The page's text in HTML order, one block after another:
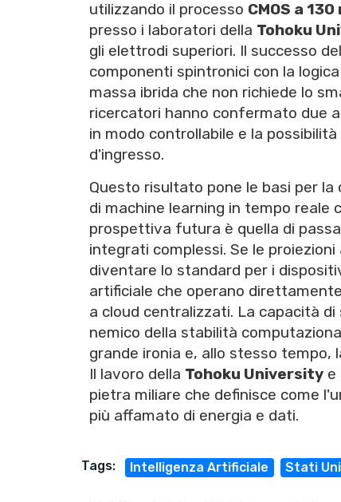
utilizzando il processo CMOS a
presso i laboratori della Tohoku
gli elettrodi superiori. Il successo
componenti spintronici con la
massa ibrida che non richiede lo
ricercatori hanno confermato due
in modo controllabile e la
d'ingresso.
Questo risultato pone le basi per
di machine learning in tempo reale
prospettiva futura è quella di
integrati complessi. Se le
diventare lo standard per i
artificiale che operano
a cloud centralizzati. La capacità
nemico della stabilità
grande ironia e, allo stesso tempo,
Il lavoro della Tohoku University e
pietra miliare che definisce come
più affamato di energia e dati.
Tags: Intelligenza Artificiale Stati